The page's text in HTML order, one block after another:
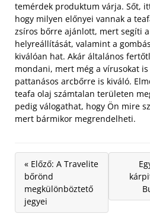
temérdek produktum várja. Sőt,
hogy milyen előnyei vannak a
zsíros bőrre ajánlott, mert segíti
helyreállítását, valamint a
kiválóan hat. Akár általános
mondani, mert még a vírusokat
pattanásos arcbőrre is kiváló.
teafa olaj számtalan területen
pedig válogathat, hogy Ön mire
mert bármikor megrendelheti.
« Előző: A Travelite
bőrönd
megkülönböztető
jegyei